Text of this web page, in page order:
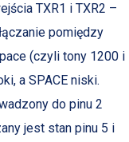
TXR1 i TXR2 –
pomiędzy
(czyli tony 1200 i
a SPACE niski.
do pinu 2
jest stan pinu 5 i